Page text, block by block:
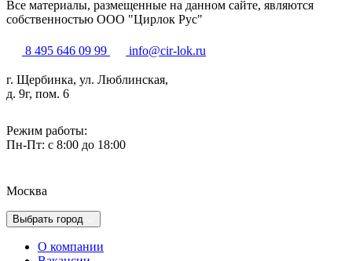
Все материалы, размещенные на данном сайте, являются
собственностью ООО "Цирлок Рус"
8 495 646 09 99 info@cir-lok.ru
г. Щербинка, ул. Люблинская,
д. 9г, пом. 6
Режим работы:
Пн-Пт: с 8:00 до 18:00
Москва
Выбрать город
О компании